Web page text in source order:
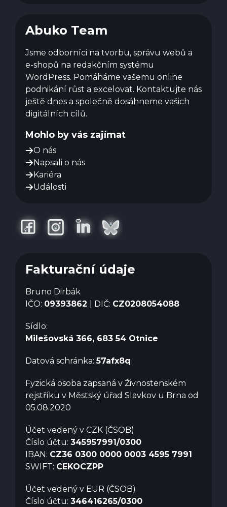
Abuko Team
Jsme odborníci na tvorbu, správu webů a
e-shopů na redakčním systému
WordPress. Pomáháme vašemu online
podnikání růst a excelovat. Kontaktujte nás
ještě dnes a společně dosáhneme vašich
digitálních cílů.
Mohlo by vás zajímat
O nás
Napsali o nás
Kariéra
Události
Fakturační údaje
Bruno Dirbák
IČO: 09393862 | DIČ: CZ0208054088
Sídlo:
Milešovská 366, 683 54 Otnice
Datová schránka:57afx8q
Fyzická osoba zapsaná v Živnostenském
rejstříku v Městský úřad Slavkov u Brna od
05.08.2020
Účet vedený v CZK (ČSOB)
Číslo účtu: 345957991/0300
IBAN: CZ36 0300 0000 0003 4595 7991
SWIFT: CEKOCZPP
Účet vedený v EUR (ČSOB)
Číslo účtu: 346416265/0300